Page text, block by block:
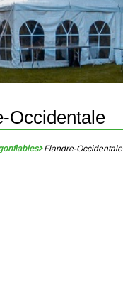
Occidentale
Flandre-Occidentale